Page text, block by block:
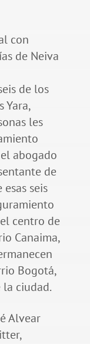
con
de Neiva
de los
Yara,
les
abogado
de
seis
centro de
Canaima,
Bogotá,
ciudad.
Alvear